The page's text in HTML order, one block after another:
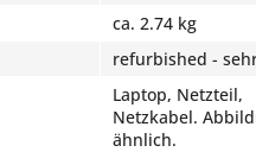
ca. 2.74 kg
refurbished -
Laptop, Netzteil,
Netzkabel.
ähnlich.